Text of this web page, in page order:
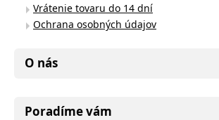
Vrátenie tovaru do 14 dní
Ochrana osobných údajov
O nás
Poradíme vám